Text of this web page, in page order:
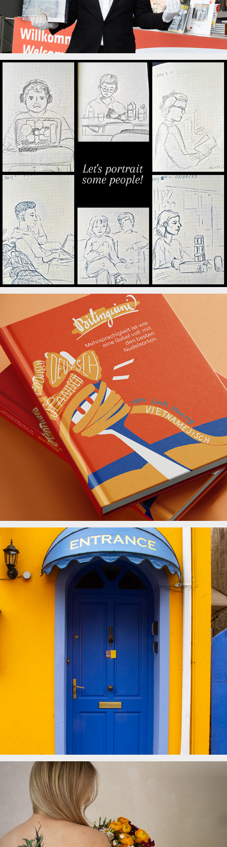
Daily Portrait
Bilinguini
100 Doors to Kinsale
Mauerblümchen